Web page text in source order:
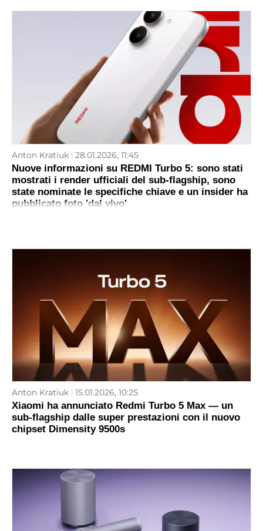
Anton Kratiuk 28.01.2026, 11:45
Nuove informazioni su REDMI Turbo 5: sono stati
mostrati i render ufficiali del sub-flagship, sono
state nominate le specifiche chiave e un insider ha
pubblicato foto 'dal vivo'
Anton Kratiuk 15.01.2026, 10:25
Xiaomi ha annunciato Redmi Turbo 5 Max — un
sub-flagship dalle super prestazioni con il nuovo
chipset Dimensity 9500s